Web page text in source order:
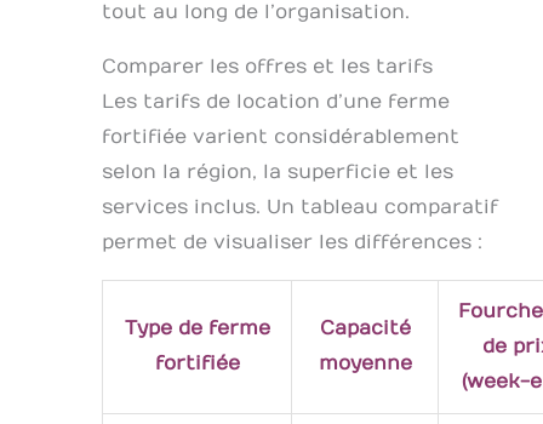
tout au long de l’organisation.
Comparer les offres et les tarifs
Les tarifs de location d’une ferme
fortifiée varient considérablement
selon la région, la superficie et les
services inclus. Un tableau comparatif
permet de visualiser les différences :
Type de ferme
fortifiée
Capacité
moyenne
de
(week-